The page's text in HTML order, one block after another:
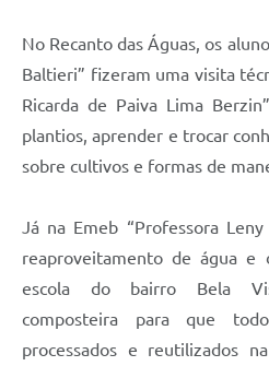
No Recanto das Águas, os
Baltieri” fizeram uma visita
Ricarda de Paiva Lima
plantios, aprender e trocar
sobre cultivos e formas de
Já na Emeb “Professora
reaproveitamento de água e
escola do bairro Bela
composteira para que
processados e reutilizados